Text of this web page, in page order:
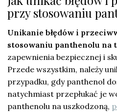
przy stosowaniu
Unikanie błędów i
stosowaniu panthenolu na
zapewnienia bezpiecznej i
Przede wszystkim, należy
przypadku, gdy panthenol
natychmiast przepłukać je
panthenolu na uszkodzoną,